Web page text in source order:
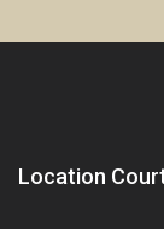
Location